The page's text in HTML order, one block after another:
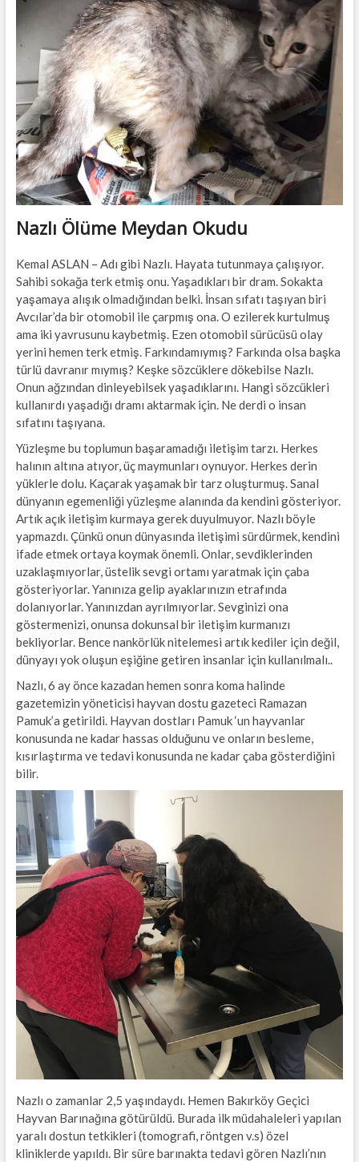
t
t
n
Nazlı Ölüme Meydan Okudu
Kemal ASLAN – Adı gibi Nazlı. Hayata tutunmaya çalışıyor.
Sahibi sokağa terk etmiş onu. Yaşadıkları bir dram. Sokakta
yaşamaya alışık olmadığından belki. İnsan sıfatı taşıyan biri
Avcılar’da bir otomobil ile çarpmış ona. O ezilerek kurtulmuş
ama iki yavrusunu kaybetmiş. Ezen otomobil sürücüsü olay
yerini hemen terk etmiş. Farkındamıymış? Farkında olsa başka
türlü davranır mıymış? Keşke sözcüklere dökebilse Nazlı.
Onun ağzından dinleyebilsek yaşadıklarını. Hangi sözcükleri
kullanırdı yaşadığı dramı aktarmak için. Ne derdi o insan
sıfatını taşıyana.
Yüzleşme bu toplumun başaramadığı iletişim tarzı. Herkes
halının altına atıyor, üç maymunları oynuyor. Herkes derin
yüklerle dolu. Kaçarak yaşamak bir tarz oluşturmuş. Sanal
dünyanın egemenliği yüzleşme alanında da kendini gösteriyor.
Artık açık iletişim kurmaya gerek duyulmuyor. Nazlı böyle
yapmazdı. Çünkü onun dünyasında iletişimi sürdürmek, kendini
ifade etmek ortaya koymak önemli. Onlar, sevdiklerinden
uzaklaşmıyorlar, üstelik sevgi ortamı yaratmak için çaba
gösteriyorlar. Yanınıza gelip ayaklarınızın etrafında
dolanıyorlar. Yanınızdan ayrılmıyorlar. Sevginizi ona
göstermenizi, onunsa dokunsal bir iletişim kurmanızı
bekliyorlar. Bence nankörlük nitelemesi artık kediler için değil,
dünyayı yok oluşun eşiğine getiren insanlar için kullanılmalı..
Nazlı, 6 ay önce kazadan hemen sonra koma halinde
gazetemizin yöneticisi hayvan dostu gazeteci Ramazan
Pamuk’a getirildi. Hayvan dostları Pamuk ‘un hayvanlar
konusunda ne kadar hassas olduğunu ve onların besleme,
kısırlaştırma ve tedavi konusunda ne kadar çaba gösterdiğini
bilir.
Nazlı o zamanlar 2,5 yaşındaydı. Hemen Bakırköy Geçici
Hayvan Barınağına götürüldü. Burada ilk müdahaleleri yapılan
yaralı dostun tetkikleri (tomografi, röntgen v.s) özel
kliniklerde yapıldı. Bir süre barınakta tedavi gören Nazlı’nın